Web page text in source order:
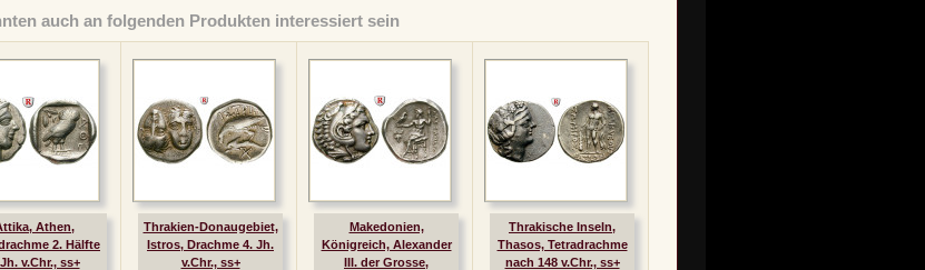
auch an folgenden Produkten interessiert sein
Athen,
2. Hälfte
v.Chr., ss+
Thrakien-Donaugebiet,
Istros, Drachme 4. Jh.
v.Chr., ss+
Makedonien,
Königreich, Alexander
III. der Grosse,
Thrakische Inseln,
Thasos, Tetradrachme
nach 148 v.Chr., ss+